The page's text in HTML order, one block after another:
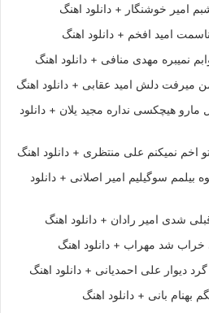
امیر خوشنگار + دانلود اهنگ
امید افخم + دانلود اهنگ
نمیبره مهدی منافی + دانلود اهنگ
میرفت دلش امید عقابی + دانلود اهنگ
حال مارو هیچکسی نداره مجید یلان + دانلود
اخم نمیکنم علی منتظری + دانلود اهنگ
سوگیلیم امیر اصلانی + دانلود
شدی امیر رادان + دانلود اهنگ
شد مهراب + دانلود اهنگ
دیوار علی احمدیانی + دانلود اهنگ
بهنام بانی + دانلود اهنگ